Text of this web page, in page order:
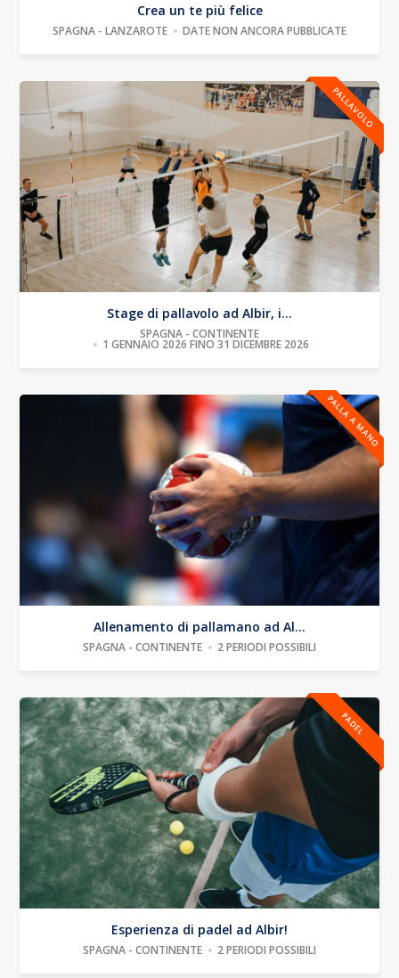
Crea un te più felice
SPAGNA - LANZAROTE DATE NON ANCORA PUBBLICATE
PALLAVOLO
Stage di pallavolo ad Albir, i...
SPAGNA - CONTINENTE
1 GENNAIO 2026 FINO 31 DICEMBRE 2026
PALLA A MANO
Allenamento di pallamano ad Al...
SPAGNA - CONTINENTE 2 PERIODI POSSIBILI
PADEL
Esperienza di padel ad Albir!
SPAGNA - CONTINENTE 2 PERIODI POSSIBILI